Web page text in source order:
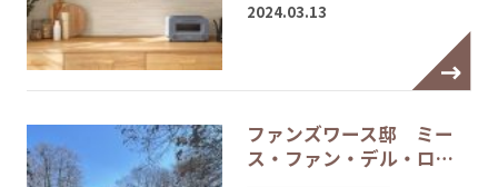
2024.03.13
ファンズワース邸 ミー
ス・ファン・デル・ロ…